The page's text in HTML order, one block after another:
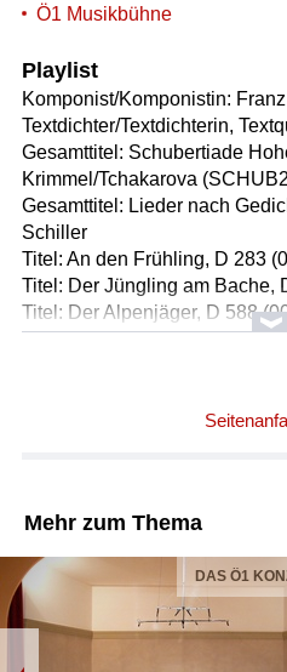
Ö1 Musikbühne
Playlist
Komponist/Komponistin:
Textdichter/Textdichterin,
Gesamttitel: Schubertiade
Krimmel/Tchakarova
Gesamttitel: Lieder nach
Schiller
Titel: An den Frühling, D 283
Titel: Der Jüngling am Bache,
Titel: Der Alpenjäger, D 588
Titel: Sehnsucht, D 636
Titel: Das Geheimnis, D 793
Solist/Solistin: Daniel Heide /
Länge: 40:30 min
Label: Bärenreiter
Komponist/Komponistin:
Textdichter/Textdichterin,
Mehr zum Thema
DAS Ö1